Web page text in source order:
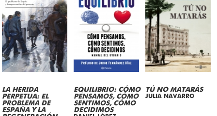
LA HERIDA
PERPETUA: EL
PROBLEMA DE
ESPAÑA Y LA
EQUILIBRIO: CÓMO
PENSAMOS, CÓMO
SENTIMOS, CÓMO
DECIDIMOS
TÚ NO MATARÁS
JULIA NAVARRO